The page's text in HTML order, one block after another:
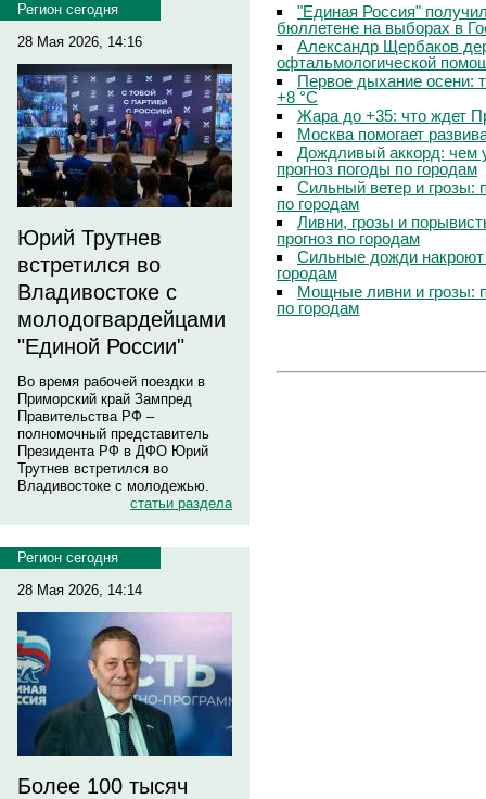
Регион сегодня
28 Мая 2026, 14:16
Юрий Трутнев
встретился во
Владивостоке с
молодогвардейцами
"Единой России"
Во время рабочей поездки в
Приморский край Зампред
Правительства РФ –
полномочный представитель
Президента РФ в ДФО Юрий
Трутнев встретился во
Владивостоке с молодежью.
статьи раздела
Регион сегодня
28 Мая 2026, 14:14
Более 100 тысяч
"Единая Россия"
бюллетене на выборах в
Александр Щербаков
офтальмологической
Первое дыхание осени:
+8 °C
Жара до +35: что ждет
Москва помогает
Дождливый аккорд: чем
прогноз погоды по городам
Сильный ветер и грозы:
по городам
Ливни, грозы и
прогноз по городам
Сильные дожди
городам
Мощные ливни и грозы:
по городам